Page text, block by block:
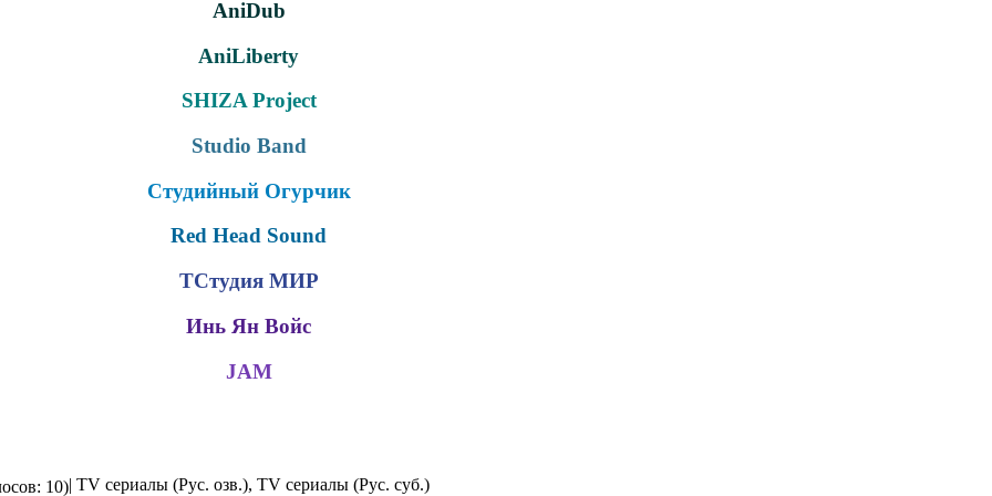
AniDub
AniLiberty
SHIZA Project
Studio Band
Студийный Огурчик
Red Head Sound
ТСтудия МИР
Инь Ян Войс
JAM
10)| TV сериалы (Рус. озв.), TV сериалы (Рус. суб.)